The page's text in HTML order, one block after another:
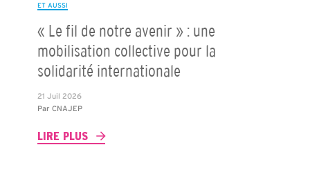
ET AUSSI
« Le fil de notre avenir » : une
mobilisation collective pour la
solidarité internationale
21 Juil 2026
Par CNAJEP
LIRE PLUS